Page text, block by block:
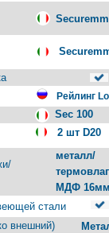
стали
внешний)
Рейлинг
Sec 100
2 шт D20
металл/
МДФ 16мм